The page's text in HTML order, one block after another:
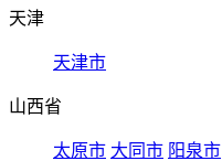
天津
天津市
山西省
太原市 大同市 阳泉市